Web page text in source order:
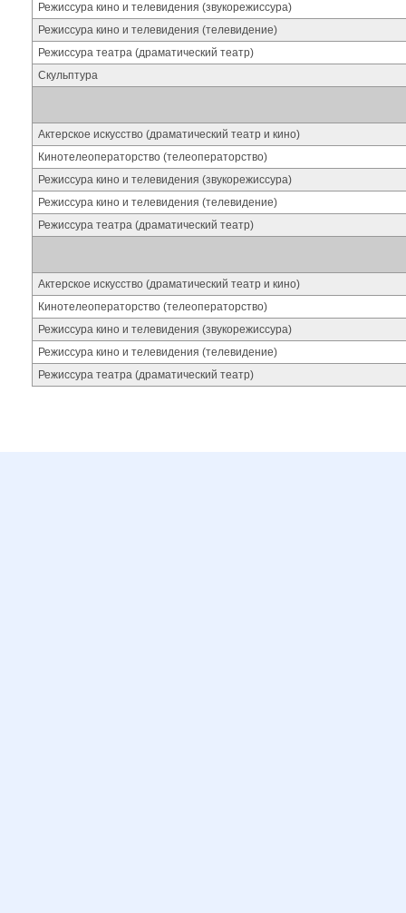
Режиссура кино и телевидения (звукорежиссура)
Режиссура кино и телевидения (телевидение)
Режиссура театра (драматический театр)
Скульптура
Актерское искусство (драматический театр и кино)
Кинотелеоператорство (телеоператорство)
Режиссура кино и телевидения (звукорежиссура)
Режиссура кино и телевидения (телевидение)
Режиссура театра (драматический театр)
Актерское искусство (драматический театр и кино)
Кинотелеоператорство (телеоператорство)
Режиссура кино и телевидения (звукорежиссура)
Режиссура кино и телевидения (телевидение)
Режиссура театра (драматический театр)